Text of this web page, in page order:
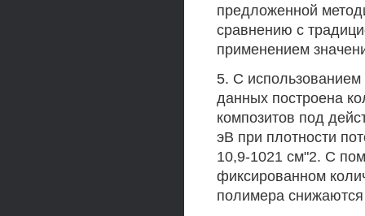
предложенной
сравнению с
применением
5. С
данных построена
композитов под
эВ при плотности
10,9-1021 см"2. С
фиксированном
полимера